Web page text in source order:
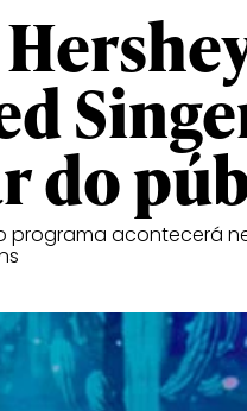
do
programa acontecerá